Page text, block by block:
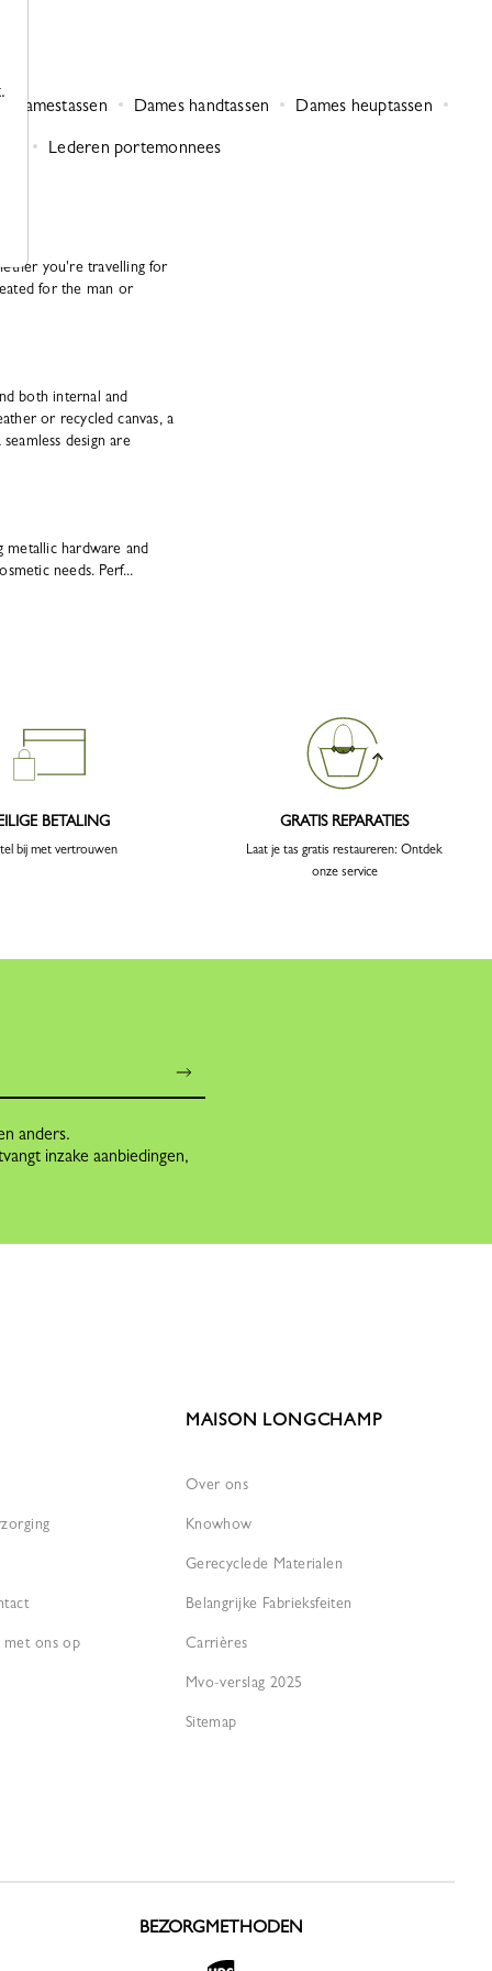
Dames handtassen
Dames heuptassen
Lederen portemonnees
you're travelling for
for the man or
both internal and
or recycled canvas, a
design are
metallic hardware and
needs. Perf...
BETALING
bij met vertrouwen
GRATIS REPARATIES
Laat je tas gratis restaureren: Ontdek
onze service
anders.
inzake aanbiedingen,
ons op
MAISON LONGCHAMP
Over ons
Knowhow
Gerecyclede Materialen
Belangrijke Fabrieksfeiten
Carrières
Mvo-verslag 2025
Sitemap
BEZORGMETHODEN